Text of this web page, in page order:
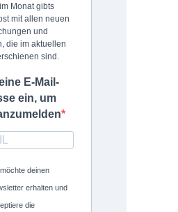
Monat gibts
mit allen neuen
und
die im aktuellen
sind.
E-Mail-
ein, um
möchte deinen
erhalten und
die